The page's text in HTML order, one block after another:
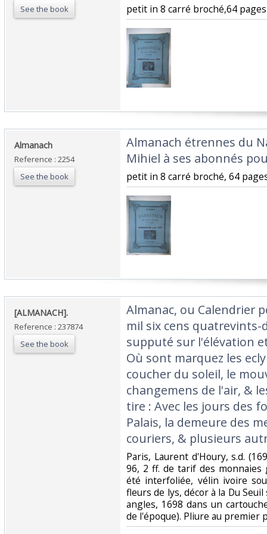
See the book
‎petit in 8 carré broché,64
‎Almanach‎
Reference : 2254
See the book
‎Almanach étrennes du
Mihiel à ses abonnés
‎petit in 8 carré broché, 64
‎[ALMANACH]. ‎
Reference : 237874
See the book
‎Almanac, ou Calendrier
mil six cens
supputé sur l'élévation
Où sont marquez les
coucher du soleil, le
changemens de l'air, &
tire : Avec les jours des
Palais, la demeure des
couriers, & plusieurs
‎Paris, Laurent d'Houry, s.d.
96, 2 ff. de tarif des monnaies
été interfoliée, vélin ivoire
fleurs de lys, décor à la Du
angles, 1698 dans un
de l'époque). Pliure au premier